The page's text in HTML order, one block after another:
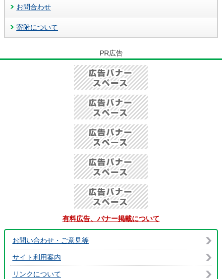
お問合わせ
寄附について
PR広告
有料広告、バナー掲載について
お問い合わせ・ご意見等
サイト利用案内
リンクについて